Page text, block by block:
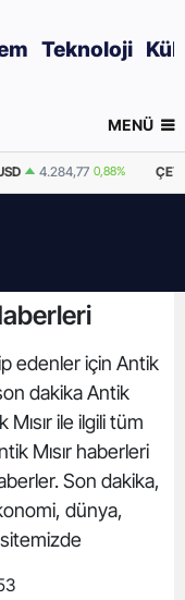
Teknoloji
MENÜ
4.284,77 0,88%
edenler için Antik
dakika Antik
Mısır ile ilgili tüm
Mısır haberleri
Son dakika,
dünya,